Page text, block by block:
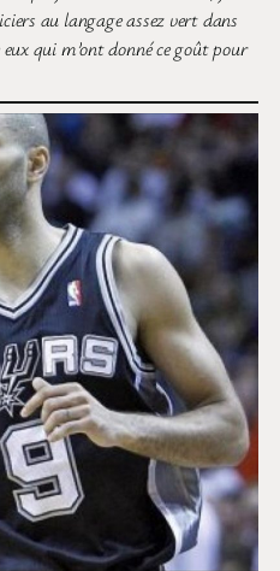
au langage assez vert dans
qui m’ont donné ce goût pour